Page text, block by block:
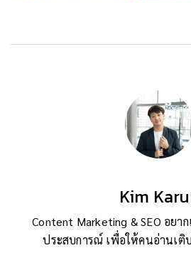
Kim
Content Marketing & SEO อย
ประสบการณ์ เพื่อให้คนอ่านเติ